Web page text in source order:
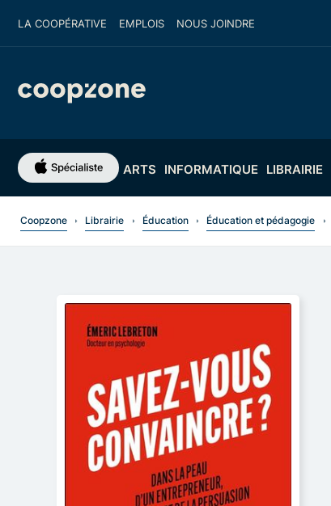
LA COOPÉRATIVE EMPLOIS NOUS JOINDRE
ARTS INFORMATIQUE LIBRAIRIE
Coopzone Librairie Éducation Éducation et pédagogie